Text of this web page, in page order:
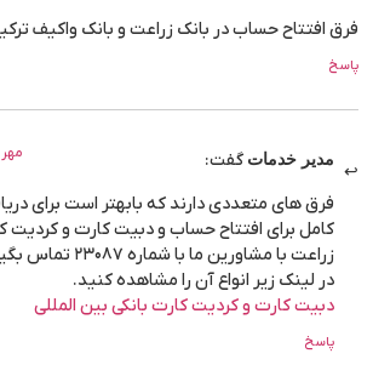
فرق افتتاح حساب در بانک زراعت و بانک واکیف
پاسخ
مدیر خدمات گفت: مهر 23, 1402 در 1:02 ب.ظ
فرق های متعددی دارند که بابهتر است برای
کامل برای افتتاح حساب و دبیت کارت و کردیت
زراعت با مشاورین ما
در لینک زیر انواع آن را مشاهده کنید.
دبیت کارت و کردیت کارت بانکی بین المللی
پاسخ